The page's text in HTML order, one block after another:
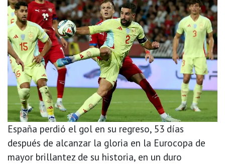
España perdió el gol en su regreso, 53 días
después de alcanzar la gloria en la Eurocopa de
mayor brillantez de su historia, en un duro